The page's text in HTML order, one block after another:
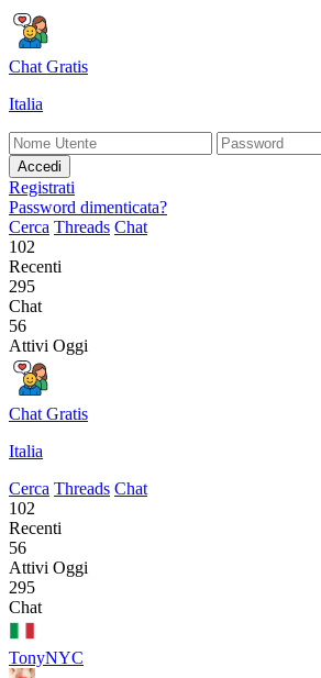
Chat Gratis
Italia
Accedi
Registrati
Password dimenticata?
Cerca Threads Chat
102
Recenti
295
Chat
56
Attivi Oggi
Chat Gratis
Italia
Cerca Threads Chat
102
Recenti
56
Attivi Oggi
295
Chat
TonyNYC